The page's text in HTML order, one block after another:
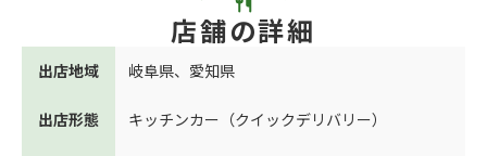
店舗の詳細
出店地域 岐阜県、 愛知県
出店形態 キッチンカー（クイックデリバリー）